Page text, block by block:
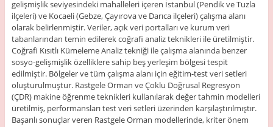
gelişmişlik seviyesindeki mahalleleri içeren İstanbul (Pendik ve Tuzla
ilçeleri) ve Kocaeli (Gebze, Çayırova ve Darıca ilçeleri) çalışma alanı
olarak belirlenmiştir. Veriler, açık veri portalları ve kurum veri
tabanlarından temin edilerek coğrafi analiz teknikleri ile üretilmiştir.
Coğrafi Kısıtlı Kümeleme Analiz tekniği ile çalışma alanında benzer
sosyo-gelişmişlik özelliklere sahip beş yerleşim bölgesi tespit
edilmiştir. Bölgeler ve tüm çalışma alanı için eğitim-test veri setleri
oluşturulmuştur. Rastgele Orman ve Çoklu Doğrusal Regresyon
(ÇDR) makine öğrenme teknikleri kullanılarak değer tahmin modelleri
üretilmiş, performansları test veri setleri üzerinden karşılaştırılmıştır.
Başarılı sonuçlar veren Rastgele Orman modellerinde, kriter önem